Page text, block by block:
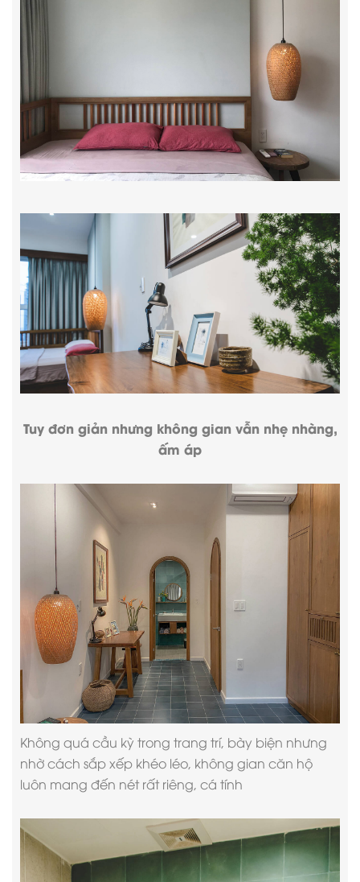
Tuy đơn giản nhưng không gian vẫn nhẹ nhàng,
ấm áp
Không quá cầu kỳ trong trang trí, bày biện nhưng
nhờ cách sắp xếp khéo léo, không gian căn hộ
luôn mang đến nét rất riêng, cá tính